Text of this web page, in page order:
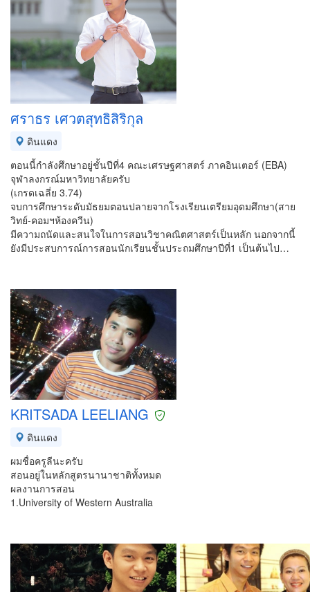
ศราธร เศวตสุทธิสิริกุล
ดินแดง
ตอนนี้กำลังศึกษาอยู่ชั้นปีที่4 คณะเศรษฐศาสตร์ ภาคอินเตอร์ (EBA)
จุฬาลงกรณ์มหาวิทยาลัยครับ
(เกรดเฉลี่ย 3.74)
จบการศึกษาระดับมัธยมตอนปลายจากโรงเรียนเตรียมอุดมศึกษา(สาย
วิทย์-คอมฯห้องควีน)
มีความถนัดและสนใจในการสอนวิชาคณิตศาสตร์เป็นหลัก นอกจากนี้
ยังมีประสบการณ์การสอนนักเรียนชั้นประถมศึกษาปีที่1 เป็นต้นไป…
KRITSADA LEELIANG
ดินแดง
ผมชื่อครูลีนะครับ
สอนอยู่ในหลักสูตรนานาชาติทั้งหมด
ผลงานการสอน
1.University of Western Australia